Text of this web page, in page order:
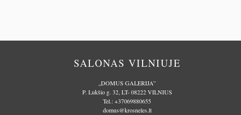
SALONAS VILNIUJE
„DOMUS GALERIJA”
P. Lukšio g. 32, LT- 08222 VILNIUS
Tel.:+37069880655
domus@krosneles.lt